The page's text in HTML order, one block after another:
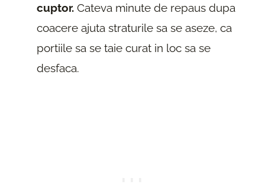
cuptor. Cateva minute de repaus dupa
coacere ajuta straturile sa se aseze, ca
portiile sa se taie curat in loc sa se
desfaca.